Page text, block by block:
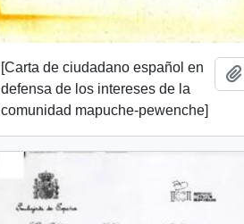
[Carta de ciudadano español en
defensa de los intereses de la
comunidad mapuche-pewenche]